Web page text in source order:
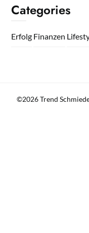
Categories
Erfolg Finanzen
©2026 Trend